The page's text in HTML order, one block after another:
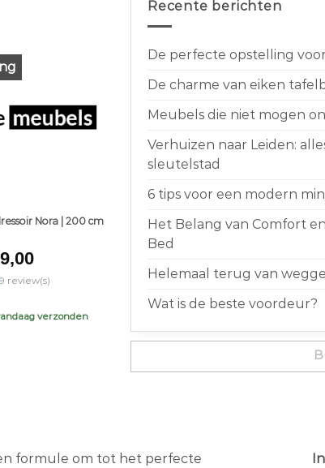
Nora | 200 cm
Current
price
is:
€719,00.
9 review(s)
verzonden
Recente berichten
De perfecte opstelling
De charme van eiken
Meubels die niet mogen
Verhuizen naar Leiden:
sleutelstad
6 tips voor een modern
Het Belang van Comfort
Bed
Helemaal terug van
Wat is de beste voordeur?
formule om tot het perfecte